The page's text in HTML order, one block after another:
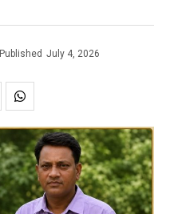
Published July 4, 2026